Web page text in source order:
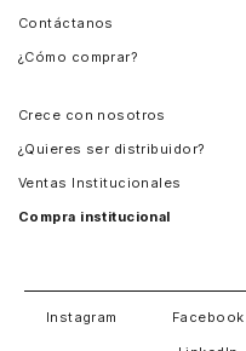
Contáctanos
¿Cómo comprar?
Crece con nosotros
¿Quieres ser distribuidor?
Ventas Institucionales
Compra institucional
Instagram Facebook